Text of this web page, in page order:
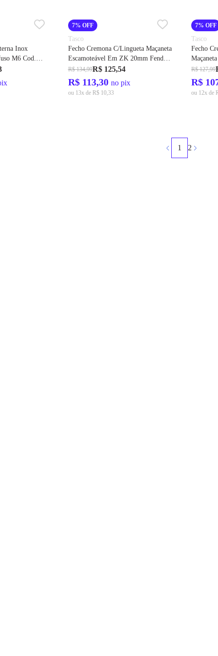
Inox
M6 Cod.
7% OFF
Tasco
Fecho Cremona C/Lingueta Maçaneta
Escamoteável Em ZK 20mm Fenda
Cod.21580 - Tasco
R$ 134,99R$ 125,54
R$ 113,30 no pix
ou 13x de R$ 10,33
7% OFF
Tasco
Fecho
26mm
Tasco
R$ 127,99
R$
ou 12x de
1 2